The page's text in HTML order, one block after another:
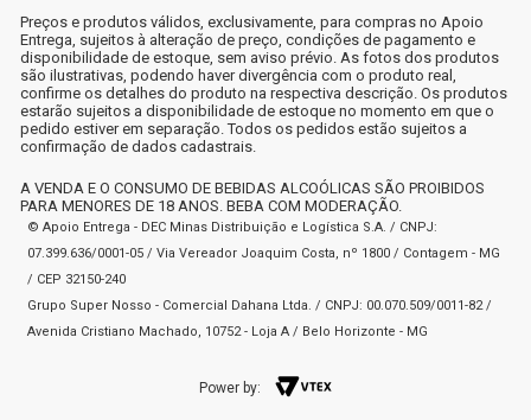
Preços e produtos válidos, exclusivamente, para compras no Apoio
Entrega, sujeitos à alteração de preço, condições de pagamento e
disponibilidade de estoque, sem aviso prévio. As fotos dos produtos
são ilustrativas, podendo haver divergência com o produto real,
confirme os detalhes do produto na respectiva descrição. Os produtos
estarão sujeitos a disponibilidade de estoque no momento em que o
pedido estiver em separação. Todos os pedidos estão sujeitos a
confirmação de dados cadastrais.
A VENDA E O CONSUMO DE BEBIDAS ALCOÓLICAS SÃO PROIBIDOS
PARA MENORES DE 18 ANOS. BEBA COM MODERAÇÃO.
© Apoio Entrega - DEC Minas Distribuição e Logística S.A. / CNPJ:
07.399.636/0001-05 / Via Vereador Joaquim Costa, nº 1800 / Contagem - MG
/ CEP 32150-240
Grupo Super Nosso - Comercial Dahana Ltda. / CNPJ: 00.070.509/0011-82 /
Avenida Cristiano Machado, 10752 - Loja A / Belo Horizonte - MG
Power by: